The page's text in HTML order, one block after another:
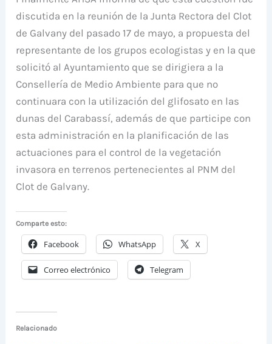
discutida en la reunión de la Junta Rectora del Clot
de Galvany del pasado 17 de mayo, a propuesta del
representante de los grupos ecologistas y en la que
solicitó al Ayuntamiento que se dirigiera a la
Consellería de Medio Ambiente para que no
continuara con la utilización del glifosato en las
dunas del Carabassí, además de que participe con
esta administración en la planificación de las
actuaciones para el control de la vegetación
invasora en terrenos pertenecientes al PNM del
Clot de Galvany.
Comparte esto:
Facebook WhatsApp X
Correo electrónico Telegram
Relacionado